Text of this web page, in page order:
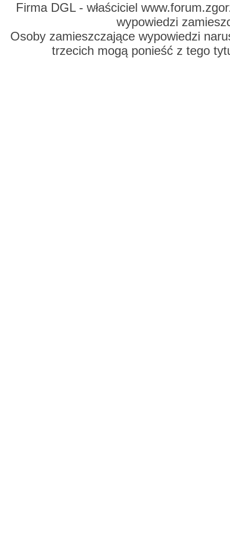
Firma DGL - właściciel
wypowiedzi
Osoby zamieszczające wypowiedzi
trzecich mogą ponieść z tego